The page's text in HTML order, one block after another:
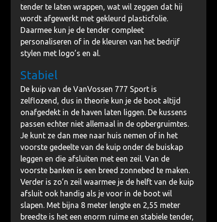
tender te laten wrappen, wat wil zeggen dat hij
wordt afgewerkt met gekleurd plasticfolie.
Daarmee kun je de tender compleet
personaliseren of in de kleuren van het bedrijf
stylen met logo’s en al.
Stabiel
De kuip van de VanVossen 777 Sport is
zelflozend, dus in theorie kun je de boot altijd
onafgedekt in de haven laten liggen. De kussens
passen echter niet allemaal in de opbergruimtes.
Je kunt ze dan mee naar huis nemen of in het
voorste gedeelte van de kuip onder de buiskap
leggen en die afsluiten met een zeil. Van de
voorste banken is een breed zonnebed te maken.
Verder is zo’n zeil waarmee je de helft van de kuip
afsluit ook handig als je voor in de boot wil
slapen. Met bijna 8 meter lengte en 2,55 meter
breedte is het een enorm ruime en stabiele tender,